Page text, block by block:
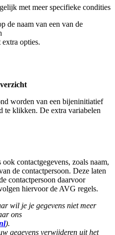
met meer specifieke condities
de naam van een van de
opties.
worden van een bijeninitiatief
te klikken. De extra variabelen
contactgegevens, zoals naam,
de contactpersoon. Deze laten
contactpersoon daarvoor
hiervoor de AVG regels.
wil je je gegevens niet meer
ons
).
gegevens verwijderen uit het